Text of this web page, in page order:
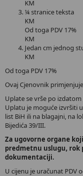
KM
¼
KM
Od
KM
Jedan
KM
Od toga
Ovaj Cjenovnik
Uplate se vrše po
Uplatu je moguće izvršiti
list BiH ili na blagajni, na
Bijedića 39/III.
Za ugovorne organe
predmetnu uslugu, rok
dokumentaciji.
U cijenu je uračunat PDV